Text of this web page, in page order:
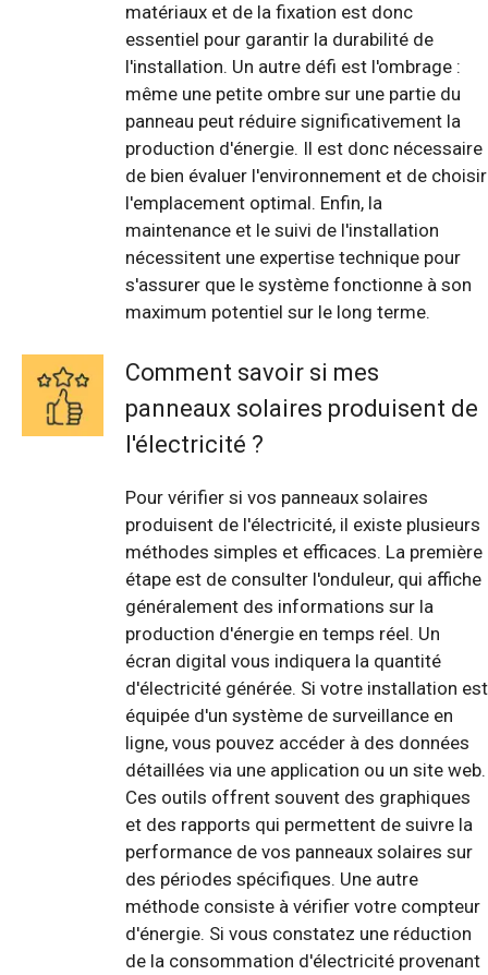
matériaux et de la fixation est donc
essentiel pour garantir la durabilité de
l'installation. Un autre défi est l'ombrage :
même une petite ombre sur une partie du
panneau peut réduire significativement la
production d'énergie. Il est donc nécessaire
de bien évaluer l'environnement et de choisir
l'emplacement optimal. Enfin, la
maintenance et le suivi de l'installation
nécessitent une expertise technique pour
s'assurer que le système fonctionne à son
maximum potentiel sur le long terme.
Comment savoir si mes
panneaux solaires produisent de
l'électricité ?
Pour vérifier si vos panneaux solaires
produisent de l'électricité, il existe plusieurs
méthodes simples et efficaces. La première
étape est de consulter l'onduleur, qui affiche
généralement des informations sur la
production d'énergie en temps réel. Un
écran digital vous indiquera la quantité
d'électricité générée. Si votre installation est
équipée d'un système de surveillance en
ligne, vous pouvez accéder à des données
détaillées via une application ou un site web.
Ces outils offrent souvent des graphiques
et des rapports qui permettent de suivre la
performance de vos panneaux solaires sur
des périodes spécifiques. Une autre
méthode consiste à vérifier votre compteur
d'énergie. Si vous constatez une réduction
de la consommation d'électricité provenant